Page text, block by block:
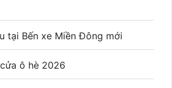
tại Bến xe Miền Đông mới
ô hè 2026